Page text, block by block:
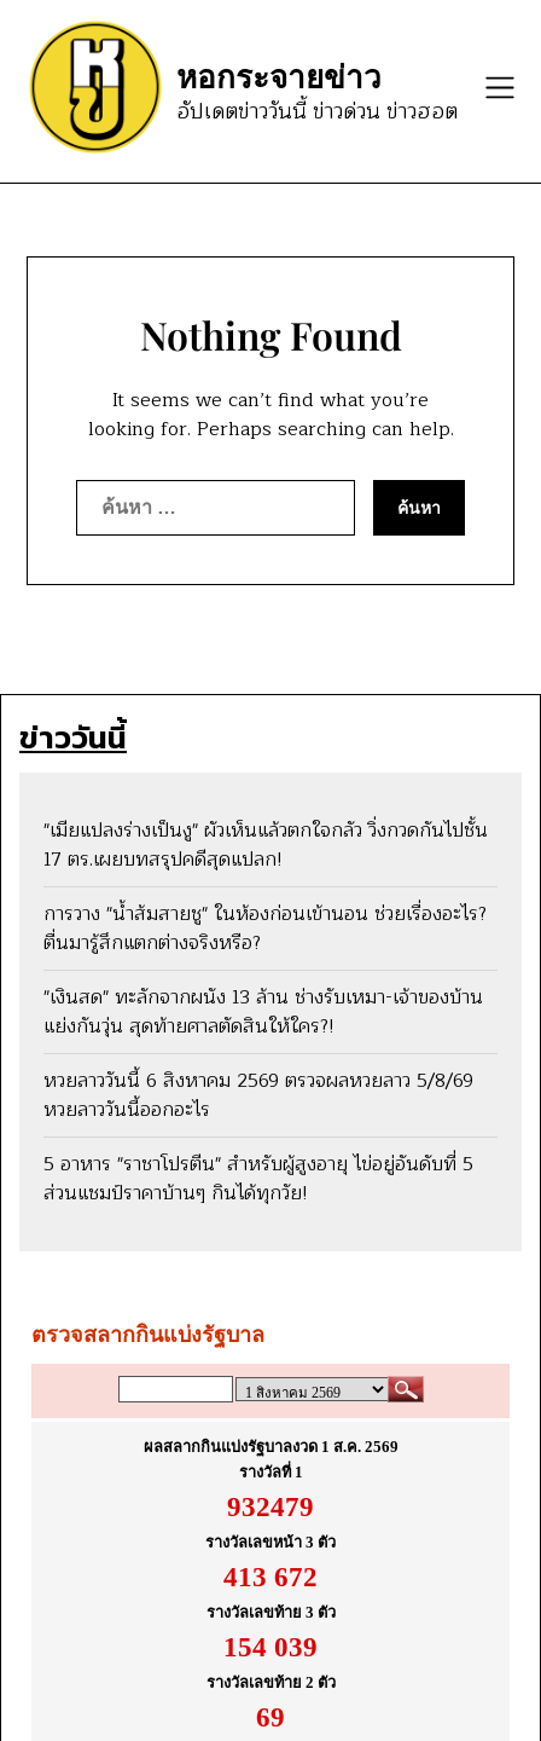
content
หอกระจายข่าว
อัปเดตข่าววันนี้ ข่าวด่วน ข่าวฮอต
Nothing Found
It seems we can’t find what you’re
looking for. Perhaps searching can help.
ค้นหา
สำหรับ:
ข่าววันนี้
"เมียแปลงร่างเป็นงู" ผัวเห็นแล้วตกใจกลัว วิ่งกวดกันไปชั้น
17 ตร.เผยบทสรุปคดีสุดแปลก!
การวาง "น้ำส้มสายชู" ในห้องก่อนเข้านอน ช่วยเรื่องอะไร?
ตื่นมารู้สึกแตกต่างจริงหรือ?
"เงินสด" ทะลักจากผนัง 13 ล้าน ช่างรับเหมา-เจ้าของบ้าน
แย่งกันวุ่น สุดท้ายศาลตัดสินให้ใคร?!
หวยลาววันนี้ 6 สิงหาคม 2569 ตรวจผลหวยลาว 5/8/69
หวยลาววันนี้ออกอะไร
5 อาหาร "ราชาโปรตีน" สำหรับผู้สูงอายุ ไข่อยู่อันดับที่ 5
ส่วนแชมป์ราคาบ้านๆ กินได้ทุกวัย!